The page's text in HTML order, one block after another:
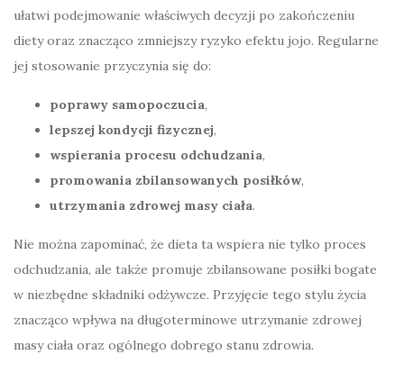
ułatwi podejmowanie właściwych decyzji po zakończeniu
diety oraz znacząco zmniejszy ryzyko efektu jojo. Regularne
jej stosowanie przyczynia się do:
poprawy samopoczucia,
lepszej kondycji fizycznej,
wspierania procesu odchudzania,
promowania zbilansowanych posiłków,
utrzymania zdrowej masy ciała.
Nie można zapominać, że dieta ta wspiera nie tylko proces
odchudzania, ale także promuje zbilansowane posiłki bogate
w niezbędne składniki odżywcze. Przyjęcie tego stylu życia
znacząco wpływa na długoterminowe utrzymanie zdrowej
masy ciała oraz ogólnego dobrego stanu zdrowia.